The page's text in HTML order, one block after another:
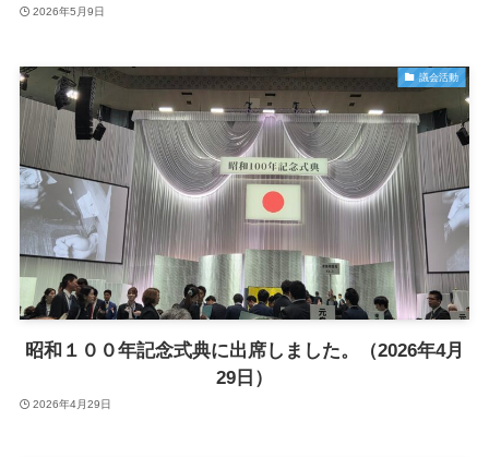
2026年5月9日
議会活動
昭和１００年記念式典に出席しました。（2026年4月
29日）
2026年4月29日